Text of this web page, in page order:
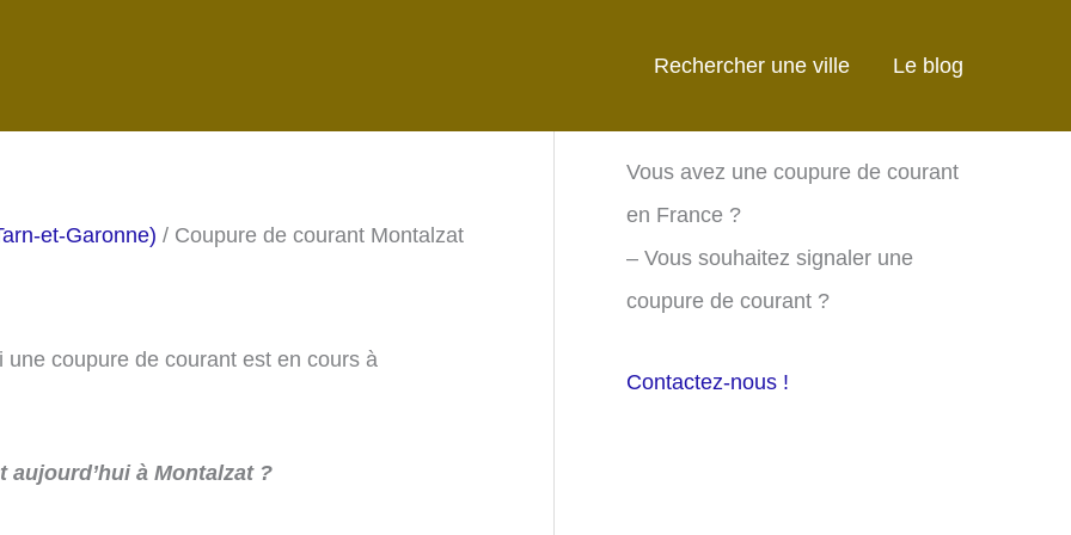
Rechercher une ville Le blog
et-Garonne) / Coupure de courant Montalzat
une coupure de courant est en cours à
aujourd’hui à Montalzat ?
Vous avez une coupure de courant
en France ?
– Vous souhaitez signaler une
coupure de courant ?
Contactez-nous !